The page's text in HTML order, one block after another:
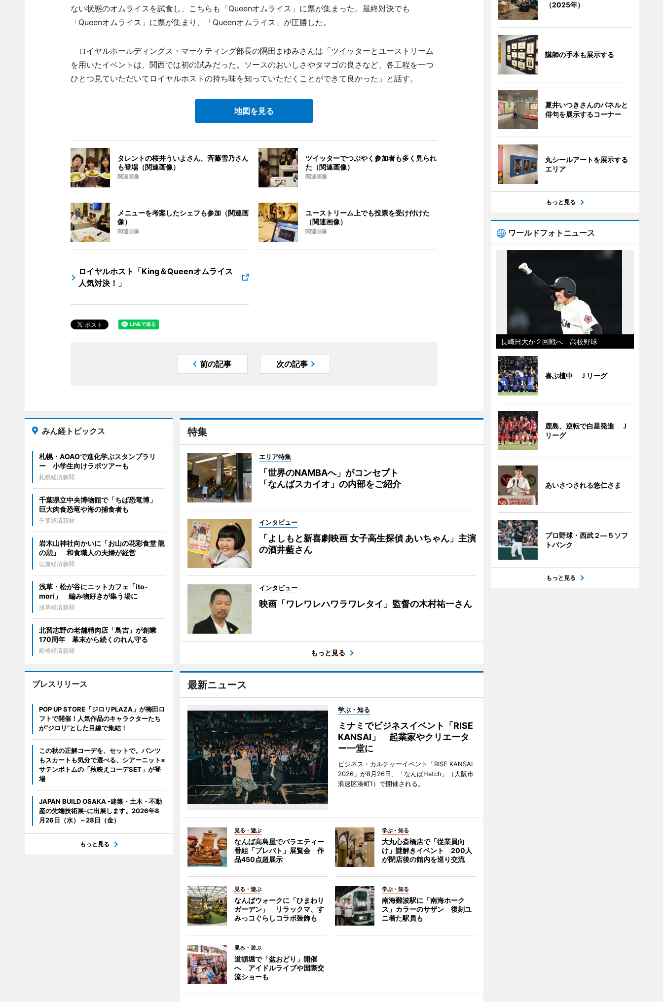
ない状態のオムライスを試食し、こちらも「Queenオムライス」に票が集まった。最終対決でも
「Queenオムライス」に票が集まり、「Queenオムライス」が圧勝した。
ロイヤルホールディングス・マーケティング部長の隅田まゆみさんは「ツイッターとユーストリーム
を用いたイベントは、関西では初の試みだった。ソースのおいしさやタマゴの良さなど、各工程を一つ
ひとつ見ていただいてロイヤルホストの持ち味を知っていただくことができて良かった」と話す。
地図を見る
タレントの桜井ういよさん、斉藤雪乃さん
も登場（関連画像）
関連画像
ツイッターでつぶやく参加者も多く見られ
た（関連画像）
関連画像
メニューを考案したシェフも参加（関連画
像）
関連画像
ユーストリーム上でも投票を受け付けた
（関連画像）
関連画像
ロイヤルホスト「King＆Queenオムライス
人気対決！」
前の記事 次の記事
特集
エリア特集
「世界のNAMBAへ」がコンセプト
「なんばスカイオ」の内部をご紹介
インタビュー
「よしもと新喜劇映画 女子高生探偵 あいちゃん」主演
の酒井藍さん
インタビュー
映画「ワレワレハワラワレタイ」監督の木村祐一さん
もっと見る
最新ニュース
学ぶ・知る
ミナミでビジネスイベント「RISE
KANSAI」 起業家やクリエータ
ー一堂に
ビジネス・カルチャーイベント「RISE KANSAI
2026」が8月26日、「なんばHatch」（大阪市
浪速区湊町1）で開催される。
見る・遊ぶ
なんば高島屋でバラエティー
番組「プレバト」展覧会 作
品450点超展示
学ぶ・知る
大丸心斎橋店で「従業員向
け」謎解きイベント 200人
が閉店後の館内を巡り交流
見る・遊ぶ
なんばウォークに「ひまわり
ガーデン」 リラックマ、す
みっコぐらしコラボ装飾も
学ぶ・知る
南海難波駅に「南海ホーク
ス」カラーのサザン 復刻ユ
ニ着た駅員も
見る・遊ぶ
道頓堀で「盆おどり」開催
へ アイドルライブや国際交
流ショーも
みん経トピックス
札幌・AOAOで進化学ぶスタンプラリ
ー 小学生向けラボツアーも
札幌経済新聞
千葉県立中央博物館で「ちば恐竜博」
巨大肉食恐竜や海の捕食者も
千葉経済新聞
岩木山神社向かいに「お山の花彩食堂 龍
の憩」 和食職人の夫婦が経営
弘前経済新聞
浅草・松が谷にニットカフェ「ito-
mori」 編み物好きが集う場に
浅草経済新聞
北習志野の老舗精肉店「鳥吉」が創業
170周年 幕末から続くのれん守る
船橋経済新聞
プレスリリース
POP UP STORE「ジロリPLAZA」が梅田ロ
フトで開催！人気作品のキャラクターたち
が“ジロリ”とした目線で集結！
この秋の正解コーデを、セットで。パンツ
もスカートも気分で選べる、シアーニット×
サテンボトムの「秋映えコーデSET」が登
場
JAPAN BUILD OSAKA -建築・土木・不動
産の先端技術展-に出展します。2026年8
月26日（水）～28日（金）
もっと見る
（2025年）
講師の手本も展示する
夏井いつきさんのパネルと
俳句を展示するコーナー
丸シールアートを展示する
エリア
もっと見る
ワールドフォトニュース
長崎日大が２回戦へ 高校野球
喜ぶ植中 Ｊリーグ
鹿島、逆転で白星発進 Ｊ
リーグ
あいさつされる悠仁さま
プロ野球・西武２―５ソフ
トバンク
もっと見る